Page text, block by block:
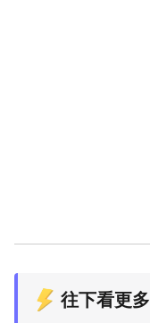
往下看更多